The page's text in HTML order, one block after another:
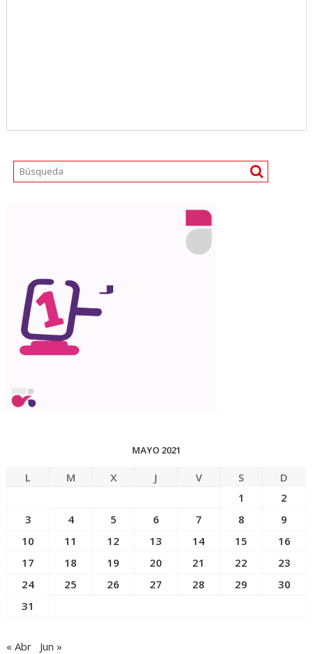
MAYO 2021
L M X J V S
D
1
2
3
4 5 6 7 8
9
10
11 12 13 14 15
16
17
18 19 20 21 22
23
24
25 26 27 28 29
30
31
« Abr Jun »